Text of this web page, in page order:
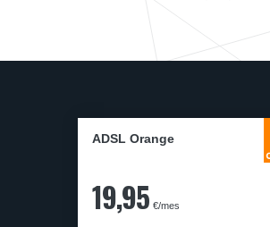
ADSL Orange
19,95 €/mes